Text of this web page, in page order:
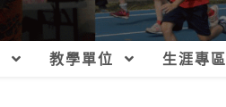
教學單位 生涯專區